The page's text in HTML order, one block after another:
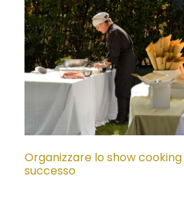
Organizzare lo show
successo